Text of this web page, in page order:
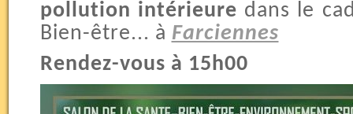
pollution intérieure dans le
Bien-être... à Farciennes
Rendez-vous à 15h00